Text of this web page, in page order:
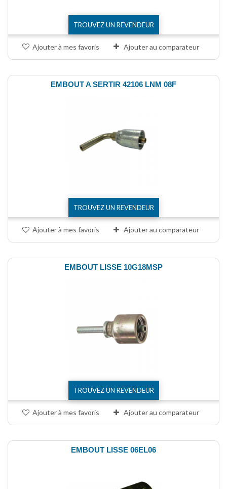
TROUVEZ UN REVENDEUR
Ajouter à mes favoris Ajouter au comparateur
EMBOUT A SERTIR 42106 LNM 08F
TROUVEZ UN REVENDEUR
Ajouter à mes favoris Ajouter au comparateur
EMBOUT LISSE 10G18MSP
TROUVEZ UN REVENDEUR
Ajouter à mes favoris Ajouter au comparateur
EMBOUT LISSE 06EL06